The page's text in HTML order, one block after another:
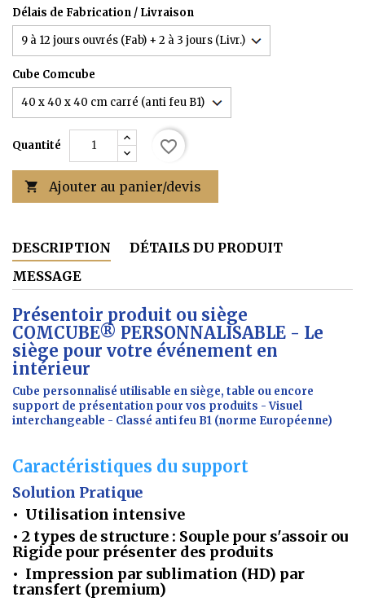
Délais de Fabrication / Livraison
Cube Comcube
Quantité
 Ajouter au panier/devis
favorite_border
DESCRIPTION
DÉTAILS DU PRODUIT
MESSAGE
Présentoir produit ou siège
COMCUBE® PERSONNALISABLE - Le
siège pour votre événement en
intérieur
Cube personnalisé utilisable en siège, table ou encore
support de présentation pour vos produits - Visuel
interchangeable - Classé anti feu B1 (norme Européenne)
Caractéristiques du support
Solution Pratique
• Utilisation intensive
• 2 types de structure : Souple pour s'assoir ou
Rigide pour présenter des produits
• Impression par sublimation (HD) par
transfert (premium)